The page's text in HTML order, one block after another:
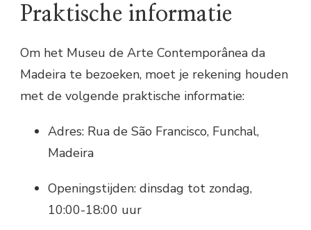
Praktische informatie
Om het Museu de Arte Contemporânea da
Madeira te bezoeken, moet je rekening houden
met de volgende praktische informatie:
Adres: Rua de São Francisco, Funchal,
Madeira
Openingstijden: dinsdag tot zondag,
10:00-18:00 uur